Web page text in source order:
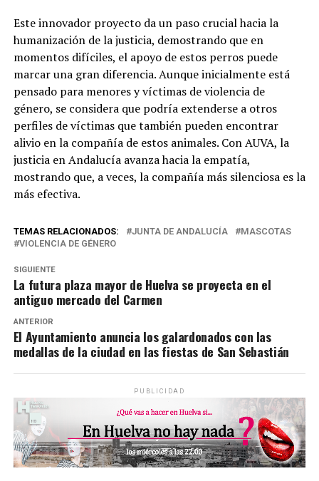
Este innovador proyecto da un paso crucial hacia la
humanización de la justicia, demostrando que en
momentos difíciles, el apoyo de estos perros puede
marcar una gran diferencia. Aunque inicialmente está
pensado para menores y víctimas de violencia de
género, se considera que podría extenderse a otros
perfiles de víctimas que también pueden encontrar
alivio en la compañía de estos animales. Con AUVA, la
justicia en Andalucía avanza hacia la empatía,
mostrando que, a veces, la compañía más silenciosa es la
más efectiva.
TEMAS RELACIONADOS: JUNTA DE ANDALUCÍA
MASCOTAS
VIOLENCIA DE GÉNERO
SIGUIENTE
La futura plaza mayor de Huelva se proyecta en el
antiguo mercado del Carmen
ANTERIOR
El Ayuntamiento anuncia los galardonados con las
medallas de la ciudad en las fiestas de San Sebastián
PUBLICIDAD